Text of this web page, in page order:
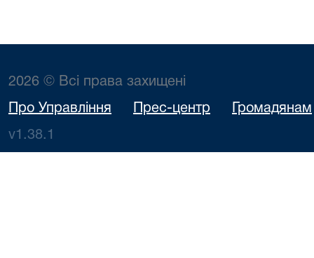
2026 © Всі права захищені
Про Управління Прес-центр Громадянам
v1.38.1